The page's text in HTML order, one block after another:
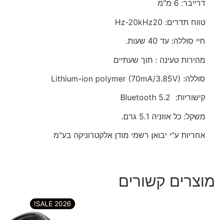
דרייבר: 6 מ"מ
טווח תדרים: 20
Hz-20kHz
חיי סוללה: עד 40 שעות.
מהירות טעינה : תוך שעתיים
סוללה: Lithium-ion polymer (70mA/3.85V)
קישוריות: Bluetooth 5.2
משקל: כל אוזניה 5.1 גרם.
אחריות ע"י יבואן רשמי מודן אלקטרוניקה בע"מ
מוצרים קשורים
2026 SALE!